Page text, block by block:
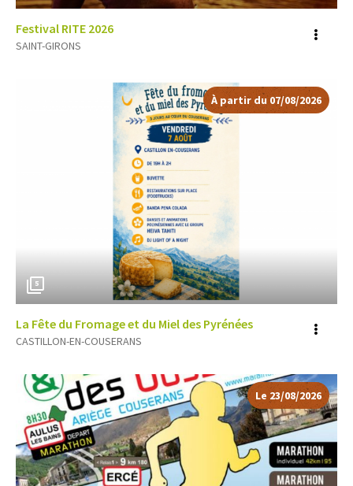
Festival RITE 2026
SAINT-GIRONS
Voir
À partir du07/08/2026
5
La Fête du Fromage et du Miel des Pyrénées
CASTILLON-EN-COUSERANS
Voir
Le 23/08/2026